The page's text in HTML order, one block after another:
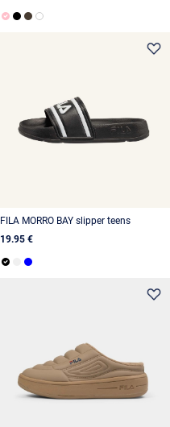
FILA MORRO BAY slipper teens
19.95 €